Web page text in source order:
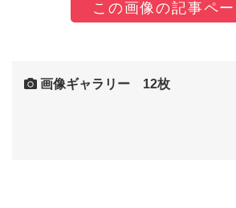
この画像の記事ペ
画像ギャラリー 12枚